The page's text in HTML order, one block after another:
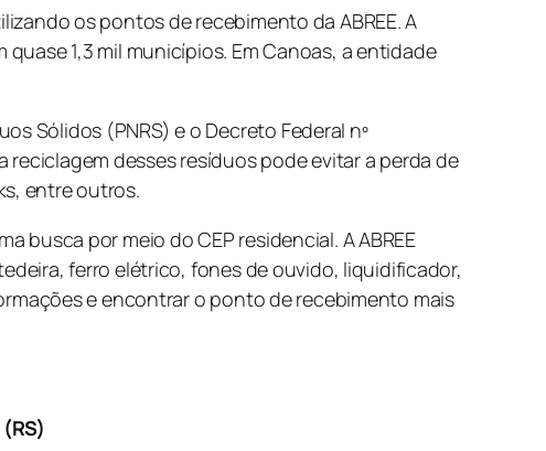
os pontos de recebimento da ABREE. A
1,3 mil municípios. Em Canoas, a entidade
Sólidos (PNRS) e o Decreto Federal nº
reciclagem desses resíduos pode evitar a perda de
entre outros.
busca por meio do CEP residencial. A ABREE
ferro elétrico, fones de ouvido, liquidificador,
e encontrar o ponto de recebimento mais